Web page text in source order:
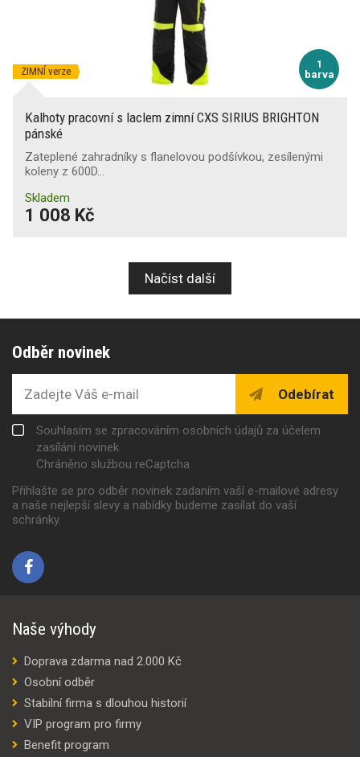
1
barva
ZIMNÍ verze
Kalhoty pracovní s laclem zimní CXS SIRIUS BRIGHTON
pánské
Zateplené zahradníky s flanelovou podšívkou, zesílenými
koleny z 600D…
Skladem
1 008 Kč
Načíst další
Odběr novinek
Odebírat
Souhlasím se zpracováním osobních údajů za účelem
zasílání novinek
Chráněno službou reCaptcha
Přihlašte se pro odběr novinek zadaním vaší e-mailové adresy
a naše nejlepší slevy a nabídky budeme zasílat do vaší
schránky.
Naše výhody
Doprava zdarma nad 2.000 Kč
Osobní odběr
Stabilní firma s dlouhou historií
VIP program pro firmy
Benefit program